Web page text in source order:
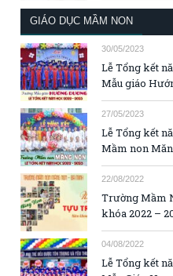
GIÁO DỤC MẦM NON
30/05/2023
Lễ Tổng kết
Mẫu giáo
27/05/2023
Lễ Tổng kết
Mầm non
22/08/2022
Trường Mầm
khóa 2022 –
04/08/2022
Lễ Tổng kết